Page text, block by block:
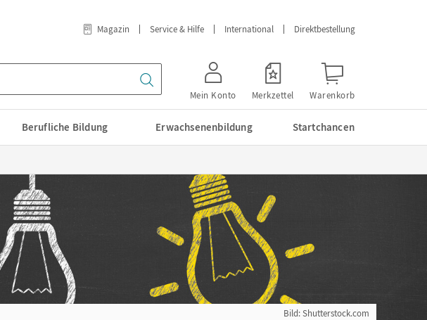
Magazin Service & Hilfe International Direktbestellung
Mein Konto Merkzettel Warenkorb
Berufliche Bildung Erwachsenenbildung Startchancen
Bild: Shutterstock.com